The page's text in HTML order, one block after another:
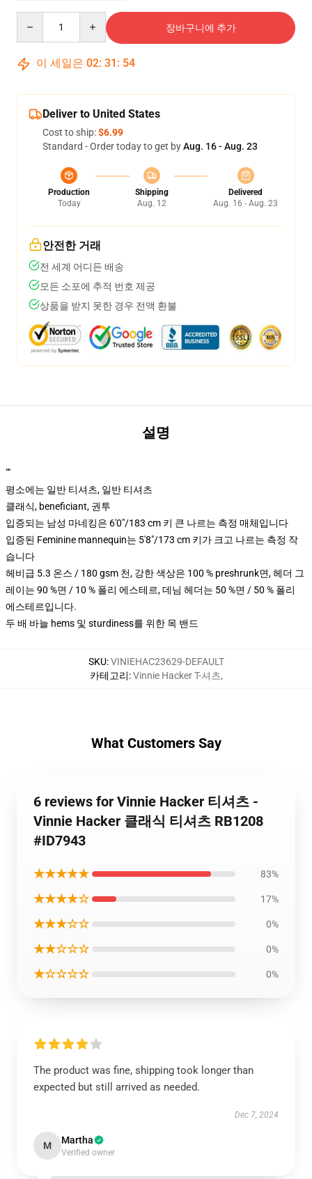
장바구니에 추가
이 세일은 02: 31 : 53
Deliver to United States
Cost to ship:$6.99
Standard - Order today to get byAug. 16 - Aug. 23
Production
Today
Shipping
Aug. 12
Delivered
Aug. 16 - Aug. 23
안전한 거래
전 세계 어디든 배송
모든 소포에 추적 번호 제공
상품을 받지 못한 경우 전액 환불
설명
""
평소에는 일반 티셔츠, 일반 티셔츠
클래식, beneficiant, 권투
입증되는 남성 마네킹은 6'0"/183 cm 키 큰 나르는 측정 매체입니다
입증된 Feminine mannequin는 5'8"/173 cm 키가 크고 나르는 측정 작
습니다
헤비급 5.3 온스 / 180 gsm 천, 강한 색상은 100 % preshrunk면, 헤더 그
레이는 90 %면 / 10 % 폴리 에스테르, 데님 헤더는 50 %면 / 50 % 폴리
에스테르입니다.
두 배 바늘 hems 및 sturdiness를 위한 목 밴드
SKU:VINIEHAC23629-DEFAULT
카테고리:Vinnie Hacker T-셔츠,
What Customers Say
6 reviews for Vinnie Hacker 티셔츠 -
Vinnie Hacker 클래식 티셔츠 RB1208
#ID7943
★★★★★ 83%
★★★★☆ 17%
★★★☆☆ 0%
★★☆☆☆ 0%
★☆☆☆☆ 0%
The product was fine, shipping took longer than
expected but still arrived as needed.
Dec 7, 2024
M Martha
Verified owner